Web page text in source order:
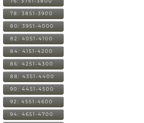
78: 3851-3900
80: 3951-4000
82: 4051-4100
84: 4151-4200
86: 4251-4300
88: 4351-4400
90: 4451-4500
92: 4551-4600
94: 4651-4700